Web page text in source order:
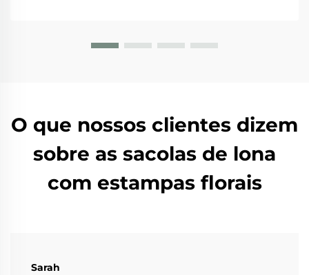
O que nossos clientes dizem
sobre as sacolas de lona
com estampas florais
Sarah